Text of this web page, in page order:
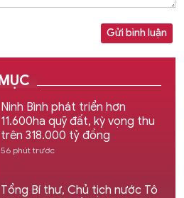
Gửi bình luận
Ninh Bình phát triển hơn
11.600ha quỹ đất, kỳ vọng thu
trên 318.000 tỷ đồng
56 phút trước
Tổng Bí thư, Chủ tịch nước Tô